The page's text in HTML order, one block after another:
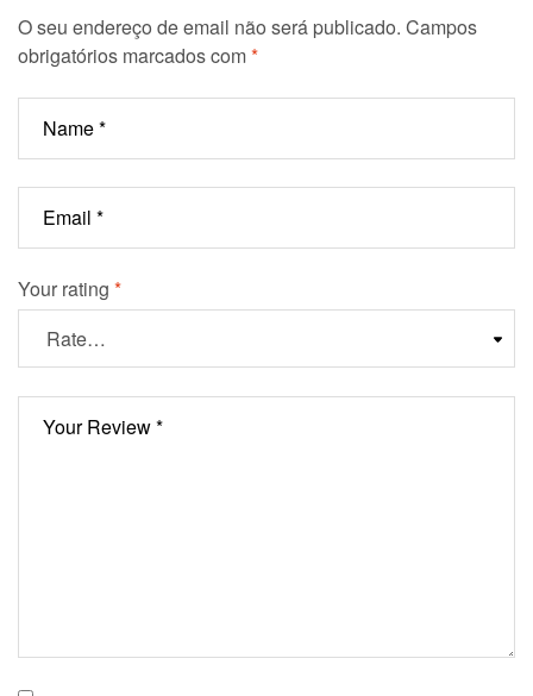
O seu endereço de email não será publicado. Campos
obrigatórios marcados com*
Your rating *